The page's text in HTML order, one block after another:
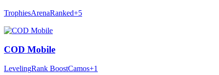
TrophiesArenaRanked+5
COD Mobile
LevelingRank BoostCamos+1